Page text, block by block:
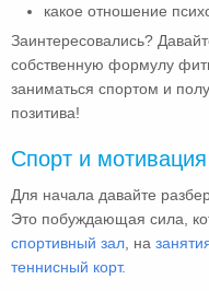
какое отношение
Заинтересовались?
собственную формулу
заниматься спортом и
позитива!
Спорт и мотивация
Для начала давайте
Это побуждающая сила,
спортивный зал , на
теннисный корт.